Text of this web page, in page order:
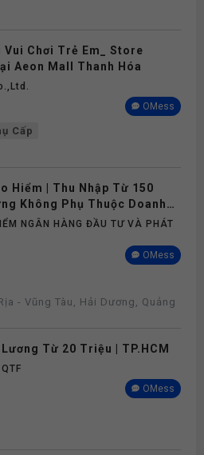
Chơi Trẻ Em_ Store
Aeon Mall Thanh Hóa
OMess
Cấp
Hiểm | Thu Nhập Từ 150
Không Phụ Thuộc Doanh
NGÂN HÀNG ĐẦU TƯ VÀ PHÁT
OMess
- Vũng Tàu, Hải Dương, Quảng
Từ 20 Triệu | TP.HCM
OMess